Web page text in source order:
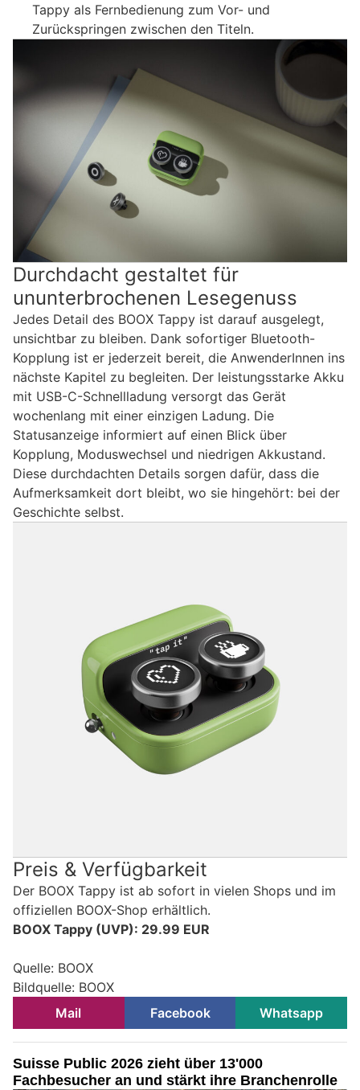
Tappy als Fernbedienung zum Vor- und
Zurückspringen zwischen den Titeln.
Durchdacht gestaltet für
ununterbrochenen Lesegenuss
Jedes Detail des BOOX Tappy ist darauf ausgelegt,
unsichtbar zu bleiben. Dank sofortiger Bluetooth-
Kopplung ist er jederzeit bereit, die AnwenderInnen ins
nächste Kapitel zu begleiten. Der leistungsstarke Akku
mit USB-C-Schnellladung versorgt das Gerät
wochenlang mit einer einzigen Ladung. Die
Statusanzeige informiert auf einen Blick über
Kopplung, Moduswechsel und niedrigen Akkustand.
Diese durchdachten Details sorgen dafür, dass die
Aufmerksamkeit dort bleibt, wo sie hingehört: bei der
Geschichte selbst.
Preis & Verfügbarkeit
Der BOOX Tappy ist ab sofort in vielen Shops und im
offiziellen BOOX-Shop erhältlich.
BOOX Tappy (UVP): 29.99 EUR
Quelle: BOOX
Bildquelle: BOOX
Mail
Facebook Whatsapp
Suisse Public 2026 zieht über 13'000
Fachbesucher an und stärkt ihre Branchenrolle